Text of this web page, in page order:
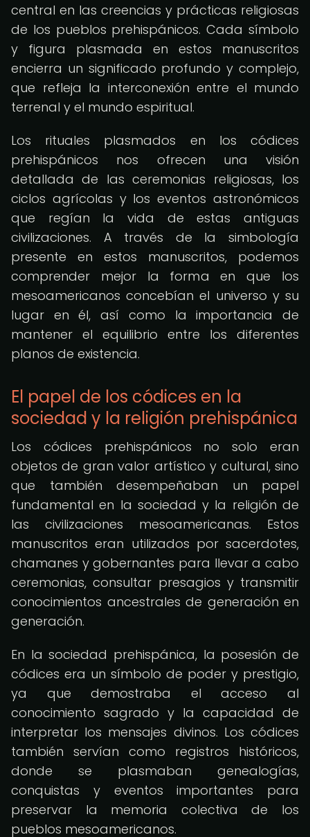
central en las creencias y prácticas religiosas
de los pueblos prehispánicos. Cada símbolo
y figura plasmada en estos manuscritos
encierra un significado profundo y complejo,
que refleja la interconexión entre el mundo
terrenal y el mundo espiritual.
Los rituales plasmados en los códices
prehispánicos nos ofrecen una visión
detallada de las ceremonias religiosas, los
ciclos agrícolas y los eventos astronómicos
que regían la vida de estas antiguas
civilizaciones. A través de la simbología
presente en estos manuscritos, podemos
comprender mejor la forma en que los
mesoamericanos concebían el universo y su
lugar en él, así como la importancia de
mantener el equilibrio entre los diferentes
planos de existencia.
El papel de los códices en la
sociedad y la religión prehispánica
Los códices prehispánicos no solo eran
objetos de gran valor artístico y cultural, sino
que también desempeñaban un papel
fundamental en la sociedad y la religión de
las civilizaciones mesoamericanas. Estos
manuscritos eran utilizados por sacerdotes,
chamanes y gobernantes para llevar a cabo
ceremonias, consultar presagios y transmitir
conocimientos ancestrales de generación en
generación.
En la sociedad prehispánica, la posesión de
códices era un símbolo de poder y prestigio,
ya que demostraba el acceso al
conocimiento sagrado y la capacidad de
interpretar los mensajes divinos. Los códices
también servían como registros históricos,
donde se plasmaban genealogías,
conquistas y eventos importantes para
preservar la memoria colectiva de los
pueblos mesoamericanos.